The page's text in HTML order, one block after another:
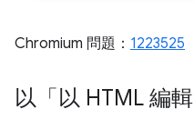
Chromium 問題： 1223525
以「以 HTML 編